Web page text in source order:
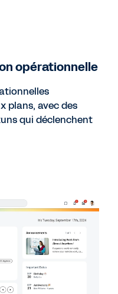
opérationnelle
plans, avec des
qui déclenchent